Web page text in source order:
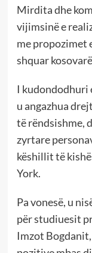
Mirdita dhe
vijimsinë e
me propozimet
shquar
I kudondodhuri
u angazhua
të rëndsishme,
zyrtare
këshillit të
York.
Pa vonesë, u
për studiuesit
Imzot